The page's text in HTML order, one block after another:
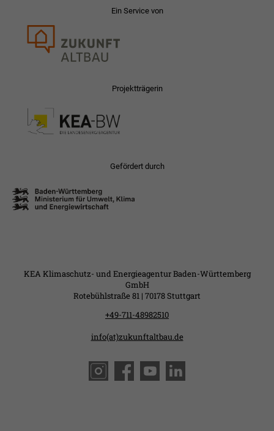
Ein Service von
Projektträgerin
Gefördert durch
KEA Klimaschutz- und Energieagentur Baden-Württemberg
GmbH
Rotebühlstraße 81 | 70178 Stuttgart
+49-711-48982510
info(at)zukunftaltbau.de